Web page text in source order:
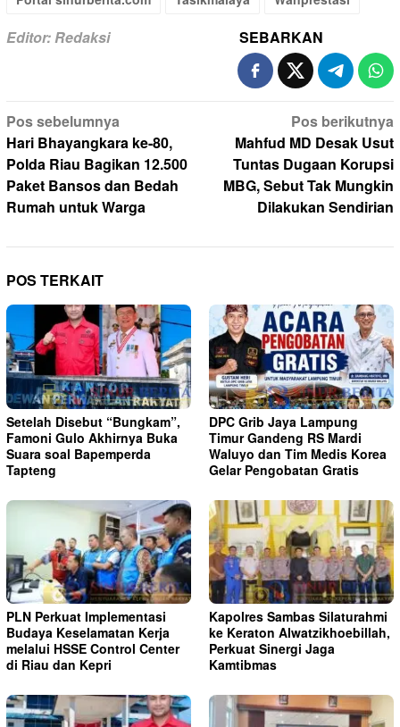
Editor: Redaksi SEBARKAN
Navigasi
pos
Pos sebelumnya
Hari Bhayangkara ke-80,
Polda Riau Bagikan 12.500
Paket Bansos dan Bedah
Rumah untuk Warga
Pos berikutnya
Mahfud MD Desak Usut
Tuntas Dugaan Korupsi
MBG, Sebut Tak Mungkin
Dilakukan Sendirian
POS TERKAIT
Setelah Disebut “Bungkam”,
Famoni Gulo Akhirnya Buka
Suara soal Bapemperda
Tapteng
DPC Grib Jaya Lampung
Timur Gandeng RS Mardi
Waluyo dan Tim Medis Korea
Gelar Pengobatan Gratis
PLN Perkuat Implementasi
Budaya Keselamatan Kerja
melalui HSSE Control Center
di Riau dan Kepri
Kapolres Sambas Silaturahmi
ke Keraton Alwatzikhoebillah,
Perkuat Sinergi Jaga
Kamtibmas